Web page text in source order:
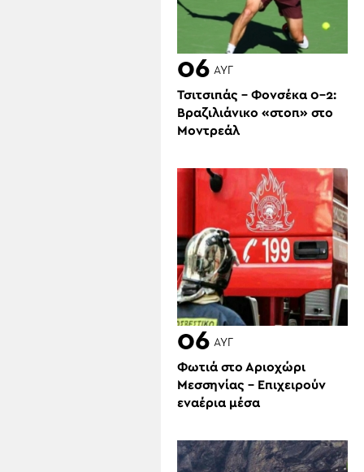
06 ΑΥΓ
Τσιτσιπάς – Φονσέκα 0-2:
Βραζιλιάνικο «στοπ» στο
Μοντρεάλ
06 ΑΥΓ
Φωτιά στο Αριοχώρι
Μεσσηνίας – Επιχειρούν
εναέρια μέσα